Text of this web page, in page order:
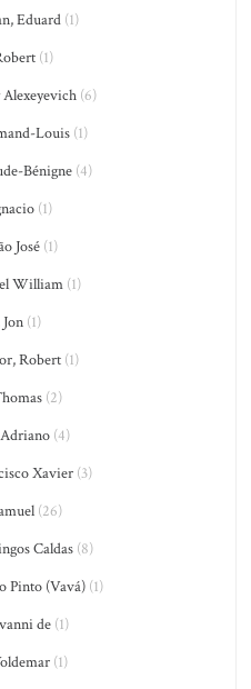
Eduard(1)
(1)
(6)
Louis(1)
Bénigne(4)
(1)
José(1)
William (1)
(1)
Robert(1)
(2)
(4)
Xavier(3)
(26)
Caldas (8)
Pinto (Vavá) (1)
de (1)
(1)